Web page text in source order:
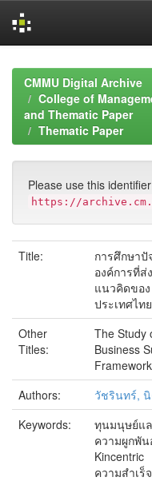
navigationCMMU Digital Archive
College of
and Thematic Paper
Thematic Paper
Please use this
https://
Title:
การศึกษา
องค์การที่ส่
แนวคิดขอ
ประเทศไทย
Other
Titles:
The Study
Business
Authors:
วัชรินทร์,
Keywords:
ทุนมนุษย์แล
ความผูกพัน
Kincentric
ความสำเร็